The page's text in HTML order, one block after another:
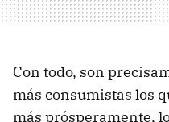
Con todo, son
más consumistas los
más prósperamente,